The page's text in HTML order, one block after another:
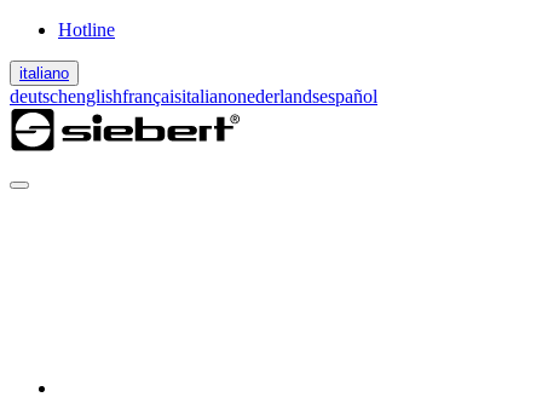
Hotline
italiano
deutschenglishfrançaisitalianonederlandsespañol